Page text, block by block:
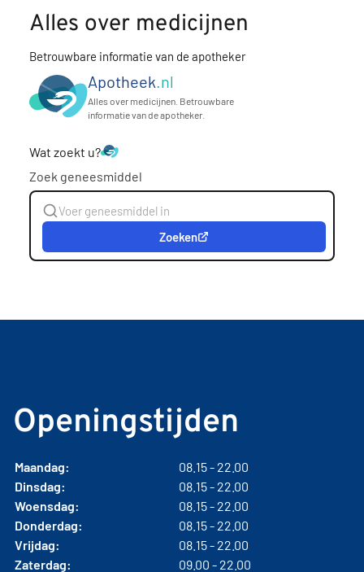
Alles over medicijnen
Betrouwbare informatie van de apotheker
Apotheek.nl
Alles over medicijnen. Betrouwbare
informatie van de apotheker.
Wat zoekt u?
Zoek geneesmiddel
Zoeken
Openingstijden
Maandag:
08.15 - 22.00
Dinsdag:
08.15 - 22.00
Woensdag:
08.15 - 22.00
Donderdag:
08.15 - 22.00
Vrijdag:
08.15 - 22.00
Zaterdag:
09.00 - 22.00